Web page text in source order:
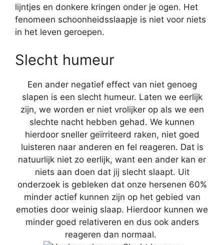
lijntjes en donkere kringen onder je ogen. Het
fenomeen schoonheidsslaapje is niet voor niets
in het leven geroepen.
Slecht humeur
Een ander negatief effect van niet genoeg
slapen is een slecht humeur. Laten we eerlijk
zijn, we worden er niet vrolijker op als we een
slechte nacht hebben gehad. We kunnen
hierdoor sneller geïrriteerd raken, niet goed
luisteren naar anderen en fel reageren. Dat is
natuurlijk niet zo eerlijk, want een ander kan er
niets aan doen dat jij slecht slaapt. Uit
onderzoek is gebleken dat onze hersenen 60%
minder actief kunnen zijn op het gebied van
emoties door weinig slaap. Hierdoor kunnen we
minder goed relativeren en dus ook anders
reageren dan normaal.